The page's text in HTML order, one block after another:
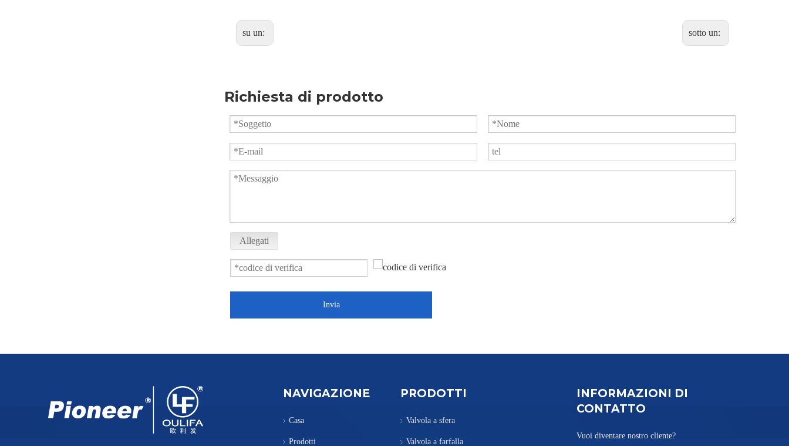
su un: sotto un:
Richiesta di prodotto
Allegati
Invia
NAVIGAZIONE
Casa
Prodotti
PRODOTTI
Valvola a sfera
Valvola a farfalla
INFORMAZIONI DI
CONTATTO
Vuoi diventare nostro cliente?